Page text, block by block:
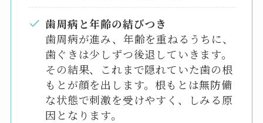
歯周病と年齢の結びつき
歯周病が進み、年齢を重ねるうちに、
歯ぐきは少しずつ後退していきます。
その結果、これまで隠れていた歯の根
もとが顔を出します。根もとは無防備
な状態で刺激を受けやすく、しみる原
因となります。